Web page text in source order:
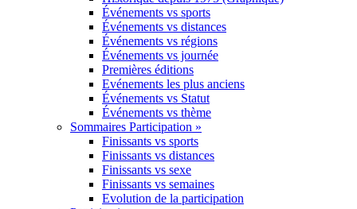
Événements vs sports
Événements vs distances
Événements vs régions
Événements vs journée
Premières éditions
Evénements les plus anciens
Événements vs Statut
Événements vs thème
Sommaires Participation »
Finissants vs sports
Finissants vs distances
Finissants vs sexe
Finissants vs semaines
Evolution de la participation